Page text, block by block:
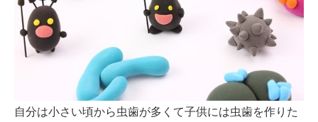
自分は小さい頃から虫歯が多くて子供には虫歯を作りた